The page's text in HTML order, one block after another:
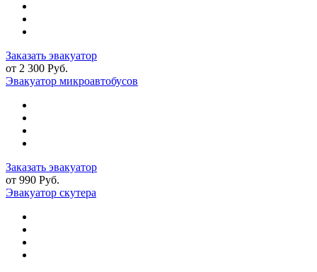
Заказать эвакуатор
от 2 300 Руб.
Эвакуатор микроавтобусов
Заказать эвакуатор
от 990 Руб.
Эвакуатор скутера